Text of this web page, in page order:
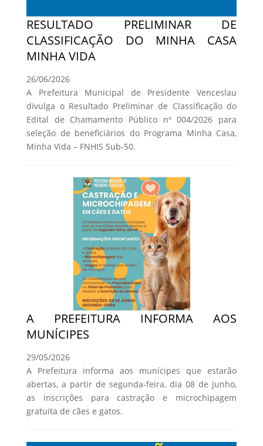
RESULTADO PRELIMINAR DE
CLASSIFICAÇÃO DO MINHA CASA
MINHA VIDA
26/06/2026
A Prefeitura Municipal de Presidente Venceslau
divulga o Resultado Preliminar de Classificação do
Edital de Chamamento Público nº 004/2026 para
seleção de beneficiários do Programa Minha Casa,
Minha Vida – FNHIS Sub-50.
A PREFEITURA INFORMA AOS
MUNÍCIPES
29/05/2026
A Prefeitura informa aos munícipes que estarão
abertas, a partir de segunda-feira, dia 08 de junho,
as inscrições para castração e microchipagem
gratuita de cães e gatos.